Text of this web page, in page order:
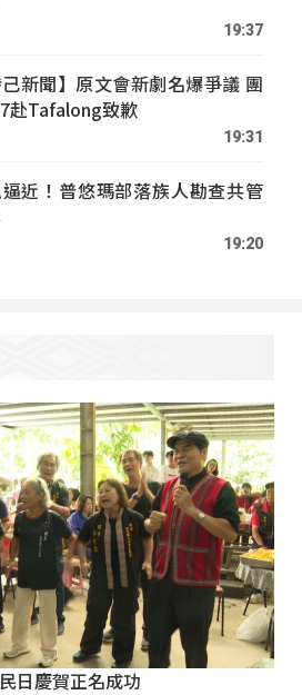
19:37
己新聞】原文會新劇名爆爭議 團
赴Tafalong致歉
19:31
近！普悠瑪部落族人勘查共管
19:20
日慶賀正名成功